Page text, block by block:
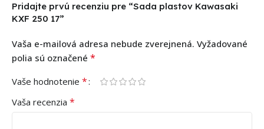
Pridajte prvú recenziu pre “Sada plastov Kawasaki
KXF 250 17”
Vaša e-mailová adresa nebude zverejnená. Vyžadované
polia sú označené *
Vaše hodnotenie *
Vaša recenzia *